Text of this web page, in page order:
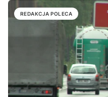
REDAKCJA POLECA